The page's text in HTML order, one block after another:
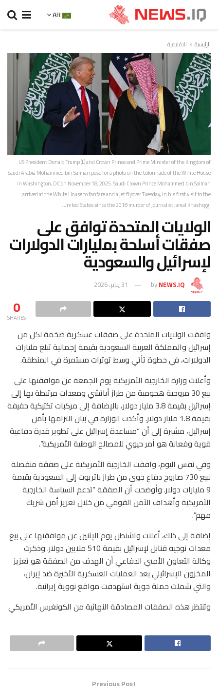
AR
الرئيسية الاقليمية
US President Donald Trump (L) and Crown Prince and Prime Minister of the Kingdom of
Saudi Arabia Mohammed bin Salman pose for a photo on the Colonnade of the White House
in Washington, DC on November 18, 2025. Saudi Crown Prince Mohammed bin Salman
arrived at the White House to fanfare and a jet flyover Tuesday, in his first visit to the
United States since the 2018 murder of journalist Jamal Khashoggi.
الولايات المتحدة توافق على
صفقات أسلحة بمليارات الدولارات
لإسرائيل والسعودية
byNEWS.IQ 31 يناير، 2026
0
SHARES
وافقت الولايات المتحدة على صفقات عسكرية ضخمة لكل من
إسرائيل والمملكة العربية السعودية بقيمة إجمالية تبلغ مليارات
الدولارات، في خطوة تأتي وسط توترات مستمرة في المنطقة.
وأعلنت وزارة الخارجية الأمريكية يوم الجمعة عن موافقتها على
بيع 30 مروحية هجومية من طراز أباتشي ومعدات مرتبطة بها إلى
إسرائيل بقيمة 3.8 مليار دولار، بالإضافة إلى مركبات تكتيكية خفيفة
بقيمة 1.8 مليار دولار. وأكدت الوزارة في بيان التزامها بأمن
إسرائيل، مشيرة إلى أن “مساعدة إسرائيل على تطوير قدرة دفاعية
قوية وفعالة هو أمر حيوي للمصالح الوطنية الأمريكية”.
وفي نفس اليوم، وافقت الخارجية الأمريكية على صفقة منفصلة
لبيع 730 صاروخ دفاع جوي من طراز باتريوت إلى السعودية بقيمة
9 مليارات دولار. وأوضحت أن الصفقة “تدعم السياسة الخارجية
الأمريكية وأهداف الأمن القومي من خلال تعزيز أمن شريك
مهم”.
إضافة إلى ذلك، أعلنت واشنطن يوم الإثنين عن موافقتها على بيع
معدات توجيه قنابل لإسرائيل بقيمة 510 ملايين دولار. وذكرت
وكالة التعاون الأمني الدفاعي أن الهدف من الصفقة هو تعزيز
المخزون الإسرائيلي بعد العمليات العسكرية الأخيرة ضد إيران،
والتي شملت حملة جوية استهدفت مواقع نووية إيرانية.
وتنتظر هذه الصفقات المصادقة النهائية من الكونغرس الأمريكي
Previous Post